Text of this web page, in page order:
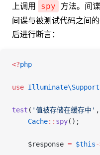
上调用
spy
方法。间
间谍与被测试代码之间
后进行断言：
<?php
use
test ( '值被存储在缓存中' ,
    Cache
:: spy();
    $response
= $this